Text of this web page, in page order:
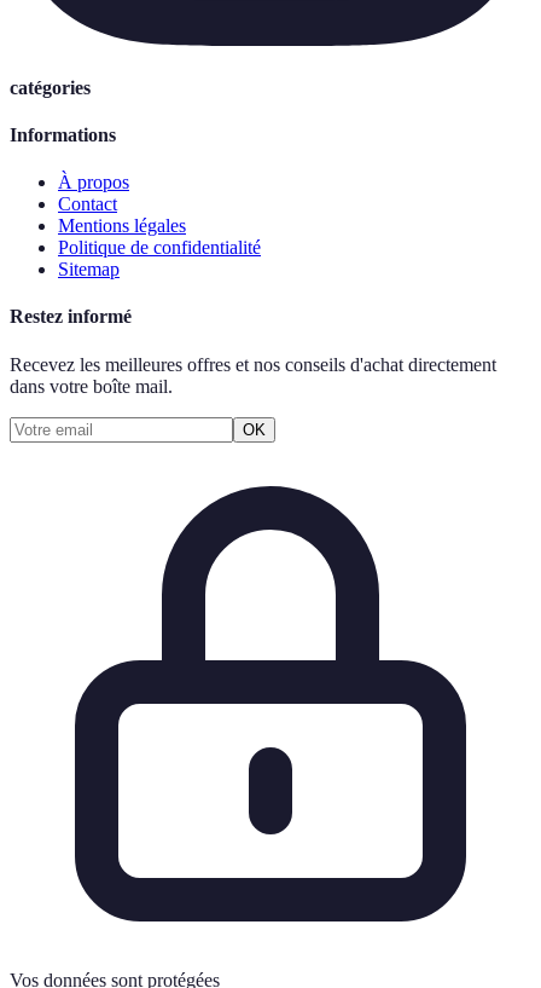
catégories
Informations
À propos
Contact
Mentions légales
Politique de confidentialité
Sitemap
Restez informé
Recevez les meilleures offres et nos conseils d'achat directement
dans votre boîte mail.
OK
Vos données sont protégées